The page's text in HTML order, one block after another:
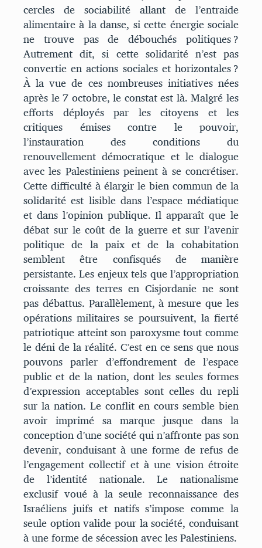
cercles de sociabilité allant de l’entraide
alimentaire à la danse, si cette énergie sociale
ne trouve pas de débouchés politiques ?
Autrement dit, si cette solidarité n’est pas
convertie en actions sociales et horizontales ?
À la vue de ces nombreuses initiatives nées
après le 7 octobre, le constat est là. Malgré les
efforts déployés par les citoyens et les
critiques émises contre le pouvoir,
l’instauration des conditions du
renouvellement démocratique et le dialogue
avec les Palestiniens peinent à se concrétiser.
Cette difficulté à élargir le bien commun de la
solidarité est lisible dans l’espace médiatique
et dans l’opinion publique. Il apparaît que le
débat sur le coût de la guerre et sur l’avenir
politique de la paix et de la cohabitation
semblent être confisqués de manière
persistante. Les enjeux tels que l’appropriation
croissante des terres en Cisjordanie ne sont
pas débattus. Parallèlement, à mesure que les
opérations militaires se poursuivent, la fierté
patriotique atteint son paroxysme tout comme
le déni de la réalité. C’est en ce sens que nous
pouvons parler d’effondrement de l’espace
public et de la nation, dont les seules formes
d’expression acceptables sont celles du repli
sur la nation. Le conflit en cours semble bien
avoir imprimé sa marque jusque dans la
conception d’une société qui n’affronte pas son
devenir, conduisant à une forme de refus de
l’engagement collectif et à une vision étroite
de l’identité nationale. Le nationalisme
exclusif voué à la seule reconnaissance des
Israéliens juifs et natifs s’impose comme la
seule option valide pour la société, conduisant
à une forme de sécession avec les Palestiniens.